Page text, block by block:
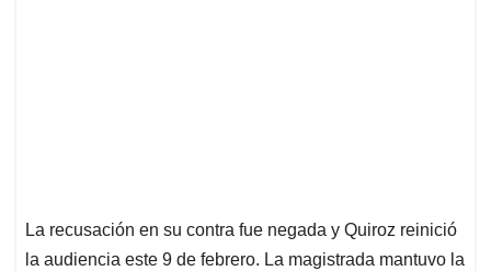
La recusación en su contra fue negada y Quiroz reinició
la audiencia este 9 de febrero. La magistrada mantuvo la